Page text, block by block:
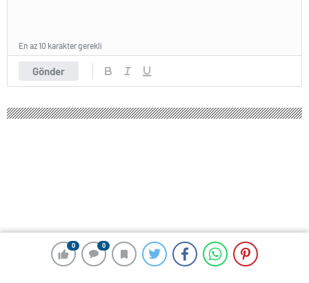
0 0
Gönder
En az 10 karakter gerekli
0 0